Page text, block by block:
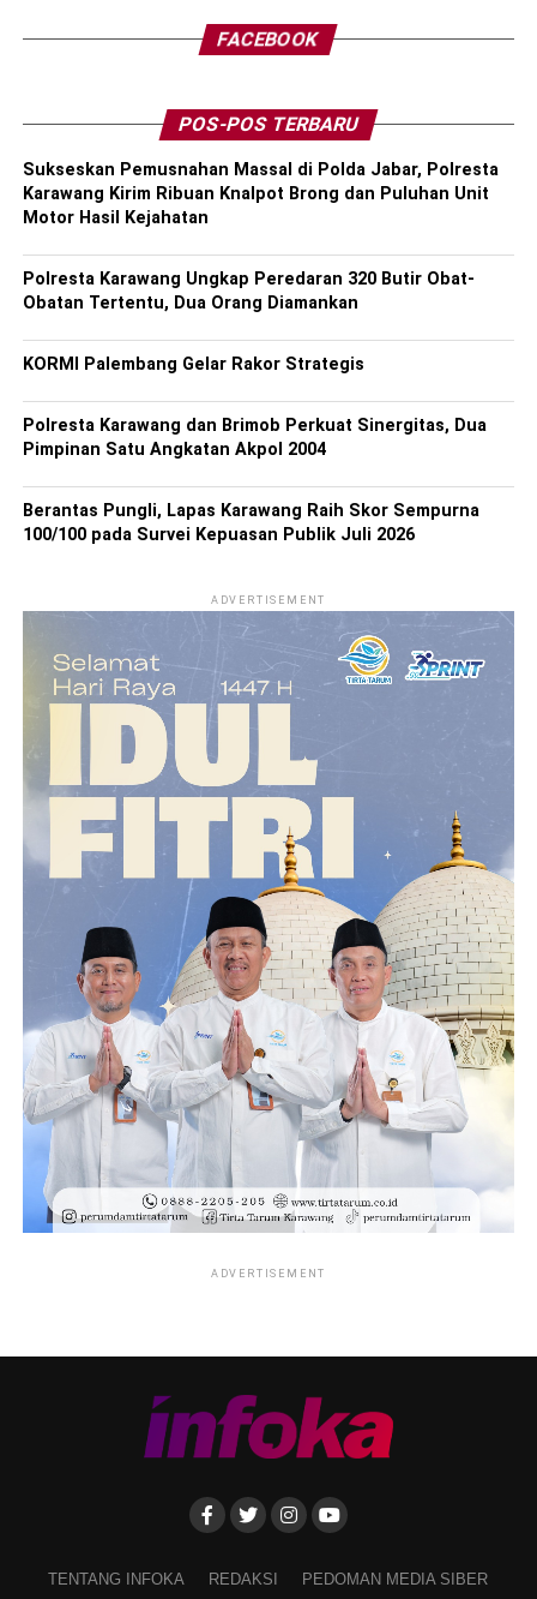
FACEBOOK
POS-POS TERBARU
Sukseskan Pemusnahan Massal di Polda Jabar, Polresta
Karawang Kirim Ribuan Knalpot Brong dan Puluhan Unit
Motor Hasil Kejahatan
Polresta Karawang Ungkap Peredaran 320 Butir Obat-
Obatan Tertentu, Dua Orang Diamankan
KORMI Palembang Gelar Rakor Strategis
Polresta Karawang dan Brimob Perkuat Sinergitas, Dua
Pimpinan Satu Angkatan Akpol 2004
Berantas Pungli, Lapas Karawang Raih Skor Sempurna
100/100 pada Survei Kepuasan Publik Juli 2026
ADVERTISEMENT
ADVERTISEMENT
TENTANG INFOKA REDAKSI PEDOMAN MEDIA SIBER